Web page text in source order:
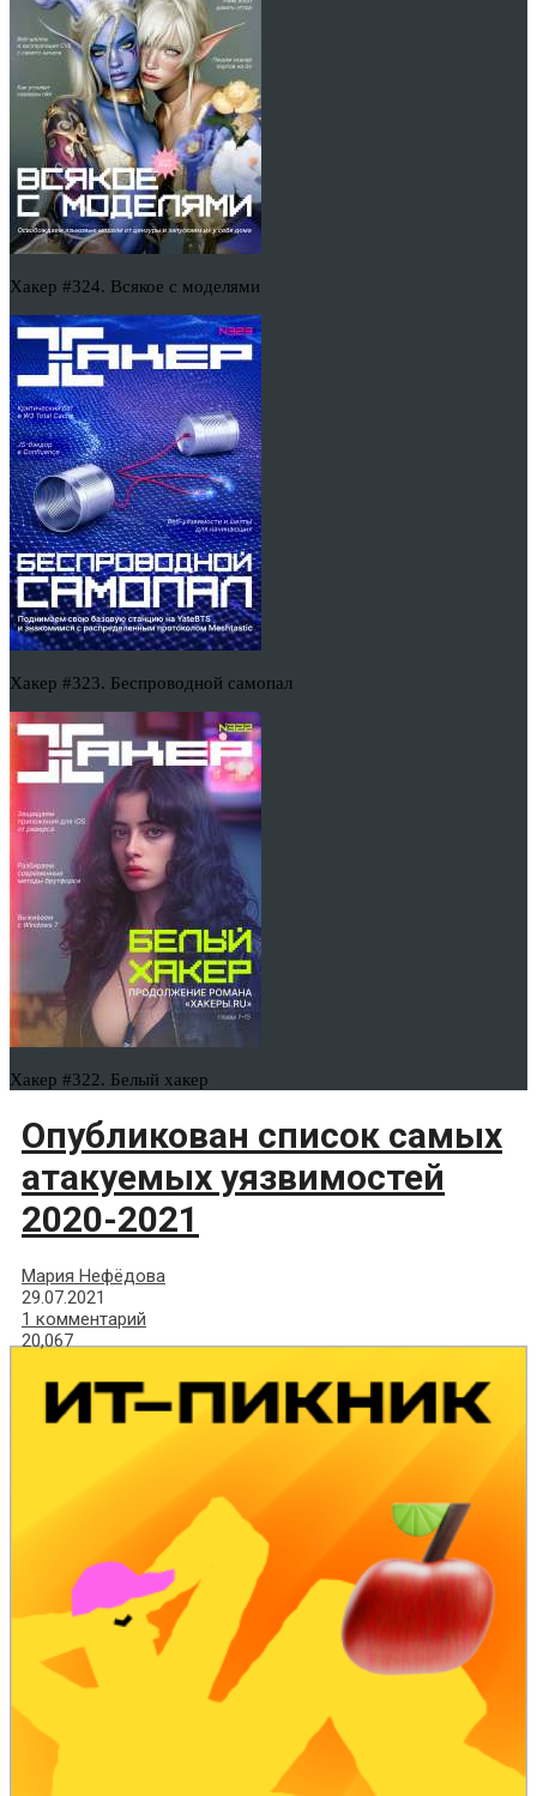
Хакер #324. Всякое с моделями
Хакер #323. Беспроводной самопал
Хакер #322. Белый хакер
Опубликован список самых
атакуемых уязвимостей
2020-2021
Мария Нефёдова
29.07.2021
1 комментарий
20,067